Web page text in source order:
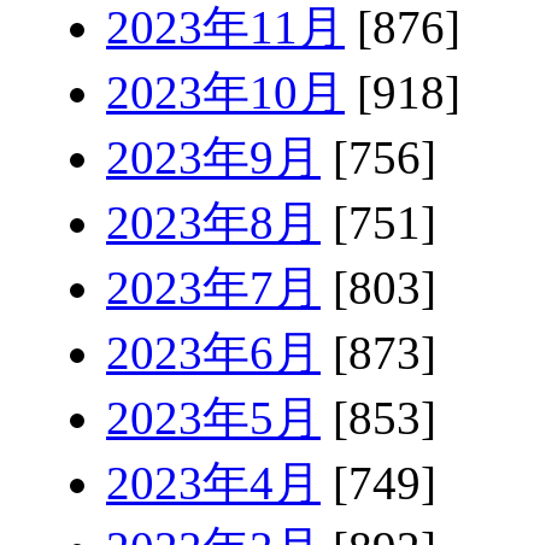
2023年11月 [876]
2023年10月 [918]
2023年9月 [756]
2023年8月 [751]
2023年7月 [803]
2023年6月 [873]
2023年5月 [853]
2023年4月 [749]